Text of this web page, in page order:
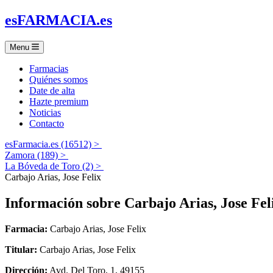
esFARMACIA.es
Menu
Farmacias
Quiénes somos
Date de alta
Hazte premium
Noticias
Contacto
esFarmacia.es (16512) >
Zamora (189) >
La Bóveda de Toro (2) >
Carbajo Arias, Jose Felix
Información sobre Carbajo Arias, Jose
Farmacia: Carbajo Arias, Jose Felix
Titular: Carbajo Arias, Jose Felix
Dirección: Avd. Del Toro, 1, 49155